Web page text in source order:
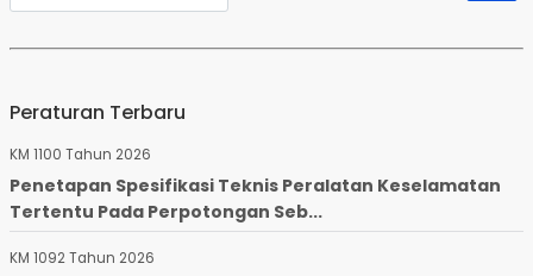
Peraturan Terbaru
KM 1100 Tahun 2026
Penetapan Spesifikasi Teknis Peralatan Keselamatan
Tertentu Pada Perpotongan Seb...
KM 1092 Tahun 2026